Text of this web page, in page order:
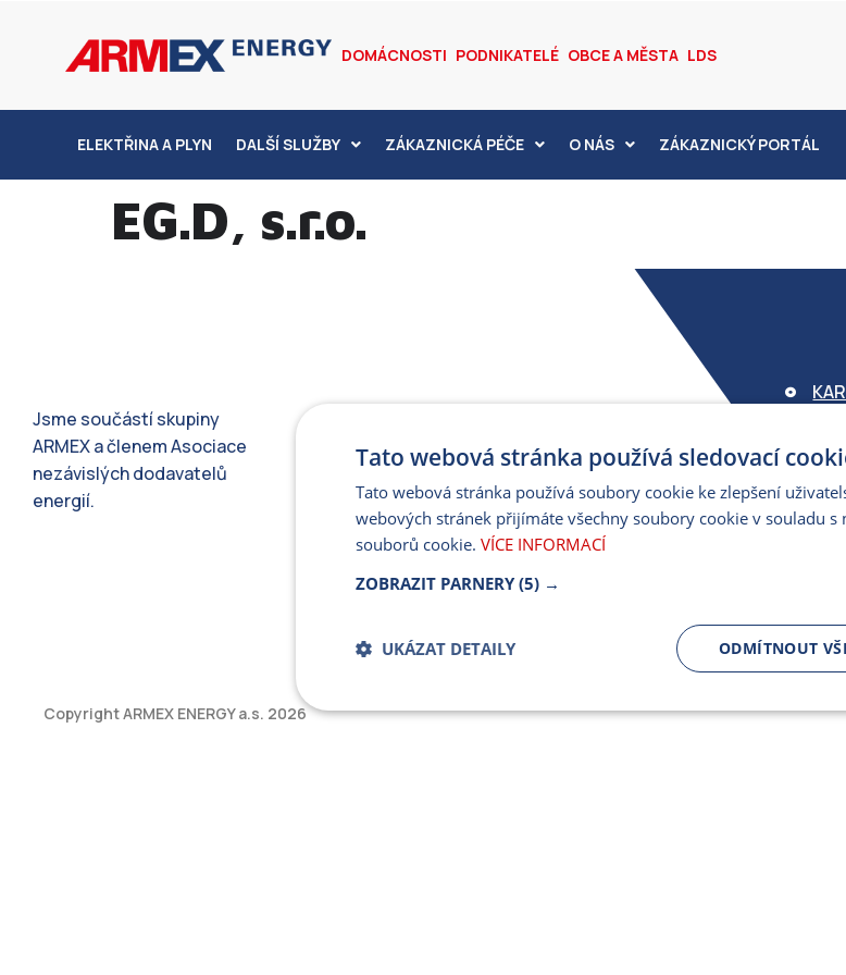
DOMÁCNOSTI PODNIKATELÉ OBCE A MĚSTA LDS
ELEKTŘINA A PLYN DALŠÍ SLUŽBY ZÁKAZNICKÁ PÉČE O NÁS ZÁKAZNICKÝ PORTÁL
EG.D, s.r.o.
Jsme součástí skupiny
ARMEX a členem Asociace
nezávislých dodavatelů
energií.
Copyright ARMEX ENERGY a.s. 2026
Tato webová stránka používá sledovací
Tato webová stránka používá soubory cookie ke zlepšení
webových stránek přijímáte všechny soubory cookie v souladu s
souborů cookie. VÍCE INFORMACÍ
ZOBRAZIT PARNERY (5) →
ODMÍTNOUT
UKÁZAT DETAILY
Bezpodmínečně nutné
Výkonnostní